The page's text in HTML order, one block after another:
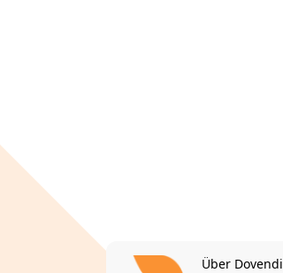
Über Dovendi